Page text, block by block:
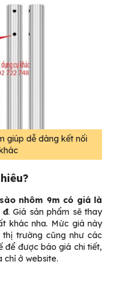
giúp dễ dàng kết nối
sào nhôm 9m có giá là
đ. Giá sản phẩm sẽ thay
khác nha. Mức giá này
trường cũng như các
để được báo giá chi tiết,
chỉ ở website.